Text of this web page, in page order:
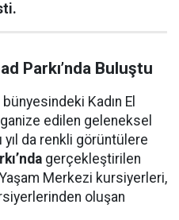
Parkı’nda Buluştu
Kadın El
edilen geleneksel
yıl da renkli görüntülere
gerçekleştirilen
Merkezi kursiyerleri,
oluşan